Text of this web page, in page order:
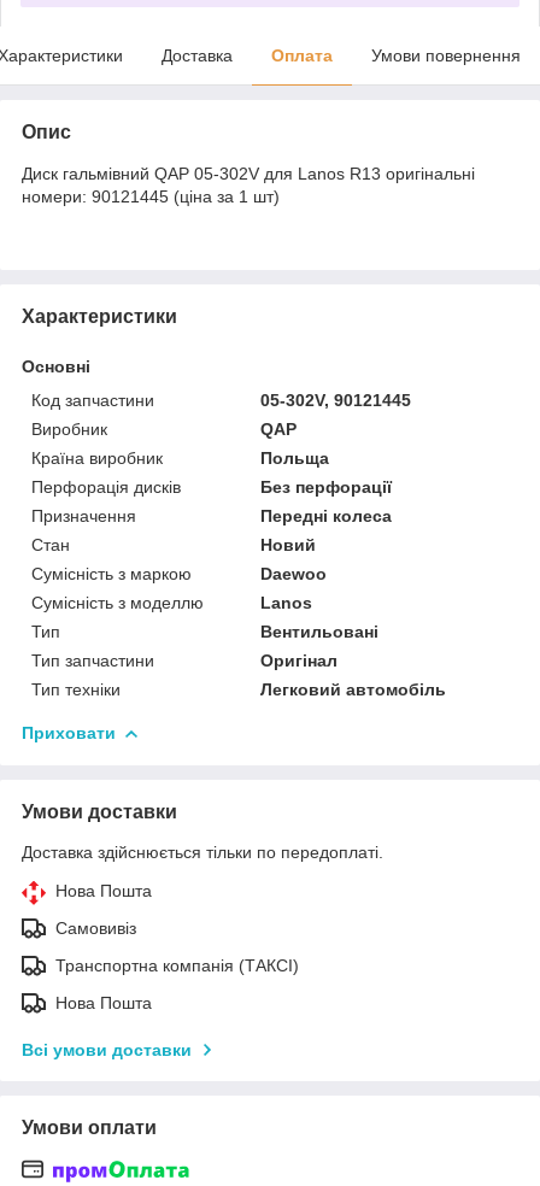
Доставка Оплата Умови повернення
Опис
Диск гальмівний QAP 05-302V для Lanos R13 оригінальні
номери: 90121445 (ціна за 1 шт)
Характеристики
Основні
Код запчастини
05-302V, 90121445
Виробник
QAP
Країна виробник
Польща
Перфорація дисків
Без перфорації
Призначення
Передні колеса
Стан
Новий
Сумісність з маркою
Daewoo
Сумісність з моделлю
Lanos
Тип
Вентильовані
Тип запчастини
Оригінал
Тип техніки
Легковий автомобіль
Приховати
Умови доставки
Доставка здійснюється тільки по передоплаті.
Нова Пошта
Самовивіз
Транспортна компанія (ТАКСІ)
Нова Пошта
Всі умови доставки
Умови оплати